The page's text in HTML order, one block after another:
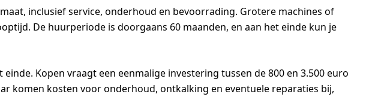
inclusief service, onderhoud en bevoorrading. Grotere machines of
De huurperiode is doorgaans 60 maanden, en aan het einde kun je
Kopen vraagt een eenmalige investering tussen de 800 en 3.500 euro
komen kosten voor onderhoud, ontkalking en eventuele reparaties bij,